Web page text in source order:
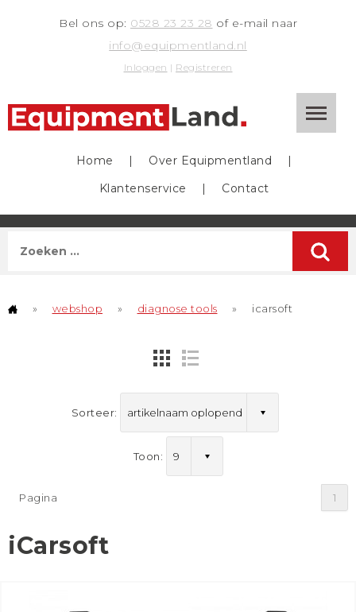
Bel ons op: 0528 23 23 28 of e-mail naar
info@equipmentland.nl
Inloggen | Registreren
Home | Over Equipmentland
|
Klantenservice
| Contact
» webshop » diagnose tools » icarsoft
Sorteer:
Toon:
1
Pagina
iCarsoft